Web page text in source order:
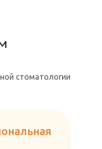
стоматологии